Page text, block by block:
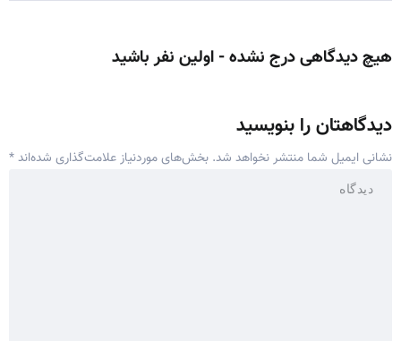
هیچ دیدگاهی درج نشده - اولین نفر باشید
دیدگاهتان را بنویسید
نشانی ایمیل شما منتشر نخواهد شد. بخش‌های موردنیاز علامت‌گذاری شده‌اند*